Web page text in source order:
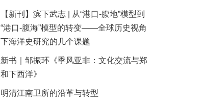
【新刊】滨下武志 | 从“港口-腹地”模型到
“港口-腹海”模型的转变——全球历史视角
下海洋史研究的几个课题
新书｜邹振环《季风亚非：文化交流与郑
和下西洋》
明清江南卫所的沿革与转型